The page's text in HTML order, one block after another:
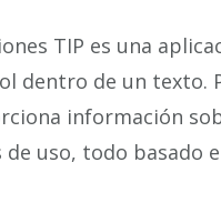
TIP es una
dentro de un texto.
información
uso, todo basado